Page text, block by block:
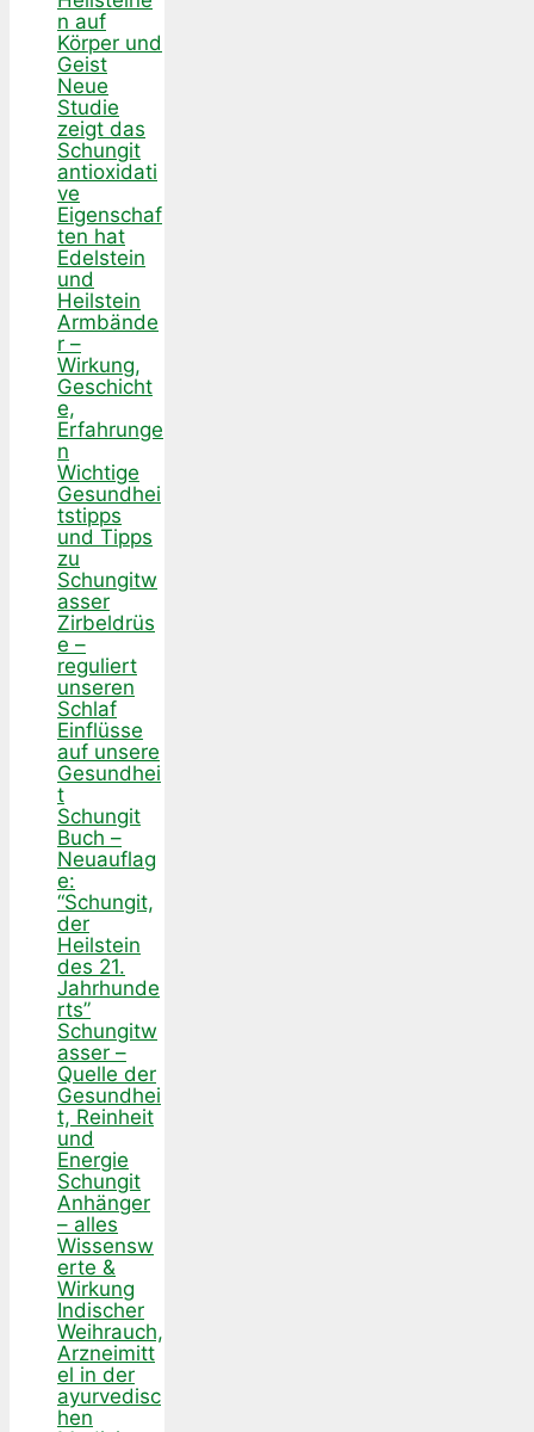
n auf
Körper und
Geist
Neue
Studie
zeigt das
Schungit
antioxidati
ve
Eigenschaf
ten hat
Edelstein
und
Heilstein
Armbände
r –
Wirkung,
Geschicht
e,
Erfahrunge
n
Wichtige
Gesundhei
tstipps
und Tipps
zu
Schungitw
asser
Zirbeldrüs
e –
reguliert
unseren
Schlaf
Einflüsse
auf unsere
Gesundhei
t
Schungit
Buch –
Neuauflag
e:
“Schungit,
der
Heilstein
des 21.
Jahrhunde
rts”
Schungitw
asser –
Quelle der
Gesundhei
t, Reinheit
und
Energie
Schungit
Anhänger
– alles
Wissensw
erte &
Wirkung
Indischer
Weihrauch,
Arzneimitt
el in der
ayurvedisc
hen